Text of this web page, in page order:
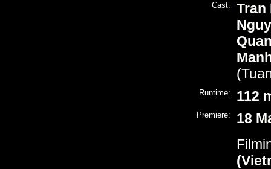
Cast:
Tran
Runtime: 112
Premiere:
18